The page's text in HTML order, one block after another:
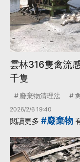
雲林316隻禽流
千隻
廢棄物清理法
2026/2/6 19:40
閱讀更多 #廢棄物